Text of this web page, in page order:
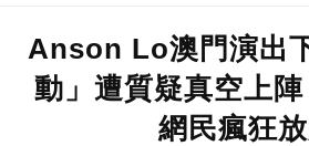
Anson Lo澳門演出
動」遭質疑真空上
網民瘋狂